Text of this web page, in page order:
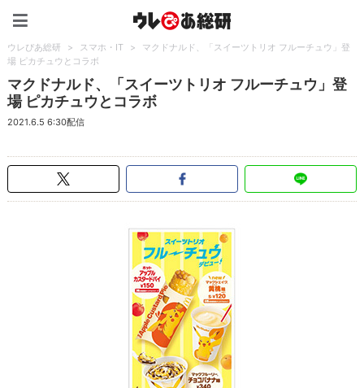
ウレぴあ総研 > スマホ・IT >
マクドナルド、「スイーツトリオ フルーチュウ」登
場 ピカチュウとコラボ
マクドナルド、「スイーツトリオ フルーチュウ」登
場 ピカチュウとコラボ
2021.6.5 6:30配信